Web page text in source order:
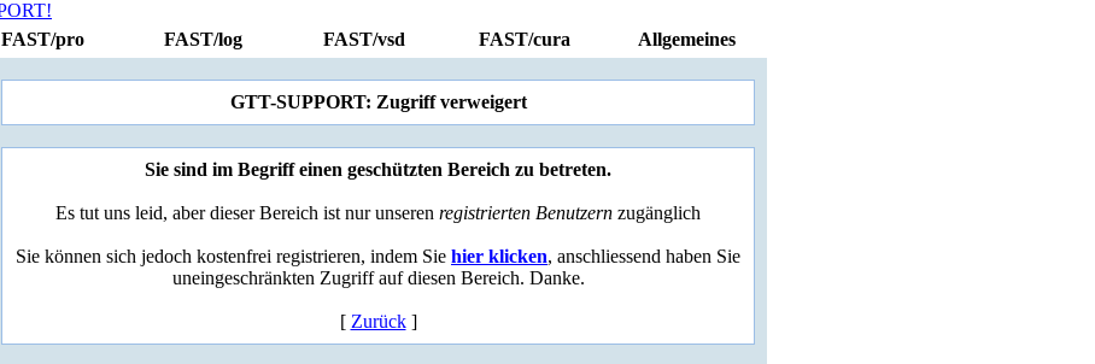
FAST/pro FAST/log FAST/vsd FAST/cura Allgemeines
GTT-SUPPORT: Zugriff verweigert
Sie sind im Begriff einen geschützten Bereich zu betreten.
Es tut uns leid, aber dieser Bereich ist nur unseren registrierten Benutzern zugänglich
Sie können sich jedoch kostenfrei registrieren, indem Sie hier klicken, anschliessend haben Sie
uneingeschränkten Zugriff auf diesen Bereich. Danke.
[ Zurück]